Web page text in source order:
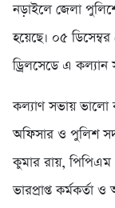
নড়াইলে জেলা
হয়েছে। ০৫
ড্রিলসেডে এ কল্যান
কল্যাণ সভায় ভালো
অফিসার ও পুলিশ
কুমার রায়, পিপিএম
ভারপ্রাপ্ত কর্মকর্তা